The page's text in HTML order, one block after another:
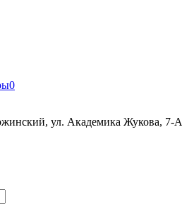
0
ул. Академика Жукова, 7-А